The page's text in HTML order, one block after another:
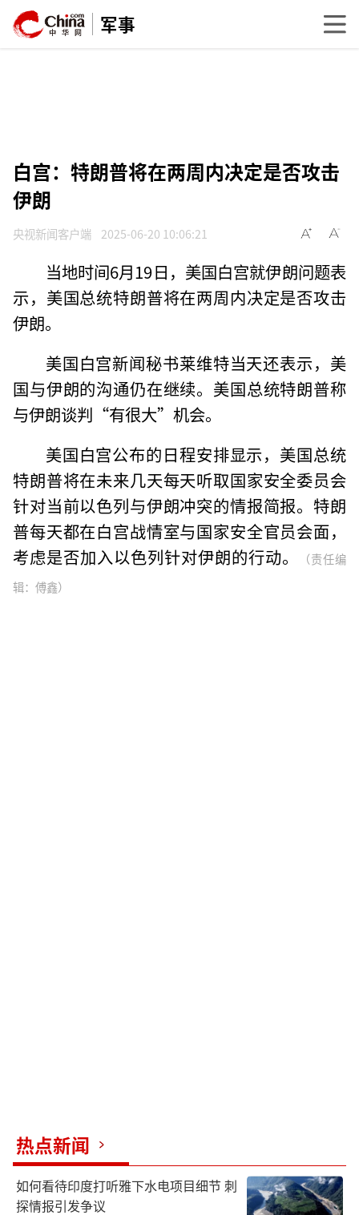
军事
白宫：特朗普将在两周内决定是否攻击
伊朗
央视新闻客户端 2025-06-20 10:06:21
当地时间6月19日，美国白宫就伊朗问题表
示，美国总统特朗普将在两周内决定是否攻击
伊朗。
美国白宫新闻秘书莱维特当天还表示，美
国与伊朗的沟通仍在继续。美国总统特朗普称
与伊朗谈判“有很大”机会。
美国白宫公布的日程安排显示，美国总统
特朗普将在未来几天每天听取国家安全委员会
针对当前以色列与伊朗冲突的情报简报。特朗
普每天都在白宫战情室与国家安全官员会面，
考虑是否加入以色列针对伊朗的行动。
（责任编
辑：傅鑫）
热点新闻
如何看待印度打听雅下水电项目细节 刺
探情报引发争议